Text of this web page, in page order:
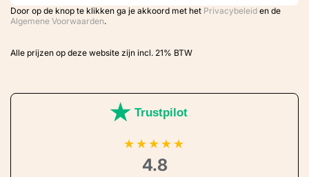
Door op de knop te klikken ga je akkoord met het Privacybeleid en de
Algemene Voorwaarden.
Alle prijzen op deze website zijn incl. 21% BTW
Trustpilot
★★★★★
4.8